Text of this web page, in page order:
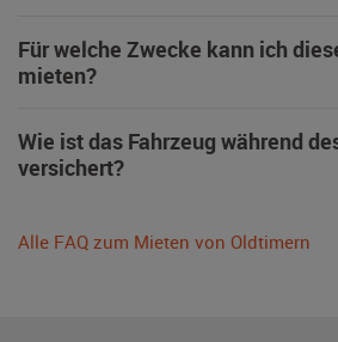
Für welche Zwecke kann ich
mieten?
Wie ist das Fahrzeug während
versichert?
Alle FAQ zum Mieten von Oldtimern